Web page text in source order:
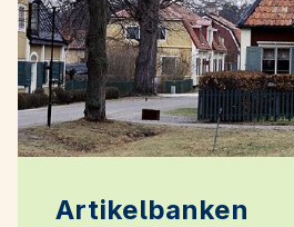
Artikelbanken